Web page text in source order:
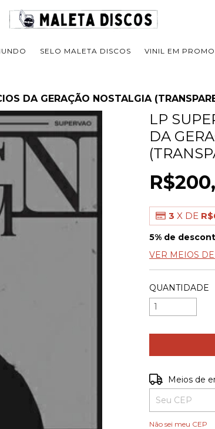
SELO MALETA DISCOS VINIL EM
DA GERAÇÃO NOSTALGIA
LP
DA
3 X DE
5% de
VER MEIOS
QUANTIDADE
Entregas para o
Meios de
Não sei meu CEP